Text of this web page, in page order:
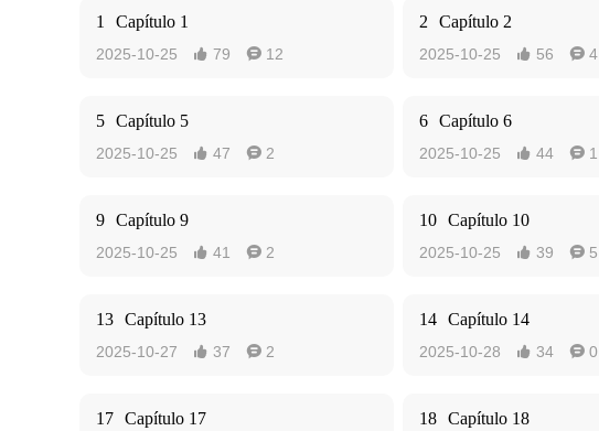
1 Capítulo 1
2025-10-25  79  12
2 Capítulo 2
2025-10-25  56  4
5 Capítulo 5
2025-10-25  47  2
6 Capítulo 6
2025-10-25  44  1
9 Capítulo 9
2025-10-25  41  2
10 Capítulo 10
2025-10-25  39  5
13 Capítulo 13
2025-10-27  37  2
14 Capítulo 14
2025-10-28  34  0
17 Capítulo 17 18 Capítulo 18